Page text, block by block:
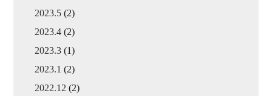
2023.5 (2)
2023.4 (2)
2023.3 (1)
2023.1 (2)
2022.12 (2)